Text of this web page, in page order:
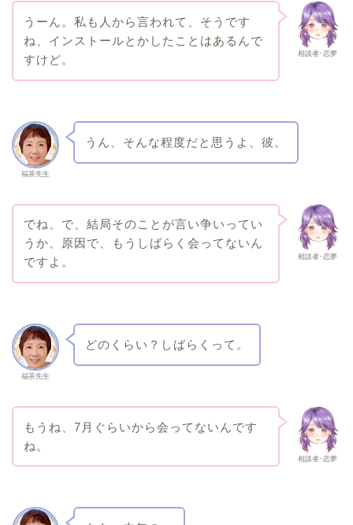
相談者･恋夢
うーん。私も人から言われて、そうです
ね、インストールとかしたことはあるんで
すけど。
福茶先生
うん、そんな程度だと思うよ、彼。
相談者･恋夢
でね、で、結局そのことが言い争いってい
うか、原因で、もうしばらく会ってないん
ですよ。
福茶先生
どのくらい？しばらくって。
相談者･恋夢
もうね、7月ぐらいから会ってないんです
ね。